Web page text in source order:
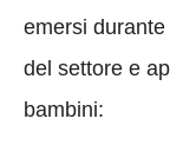
emersi
del settore e
bambini: